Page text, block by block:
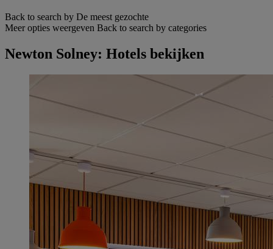
Back to search by De meest gezochte
Meer opties weergeven Back to search by categories
Newton Solney: Hotels bekijken